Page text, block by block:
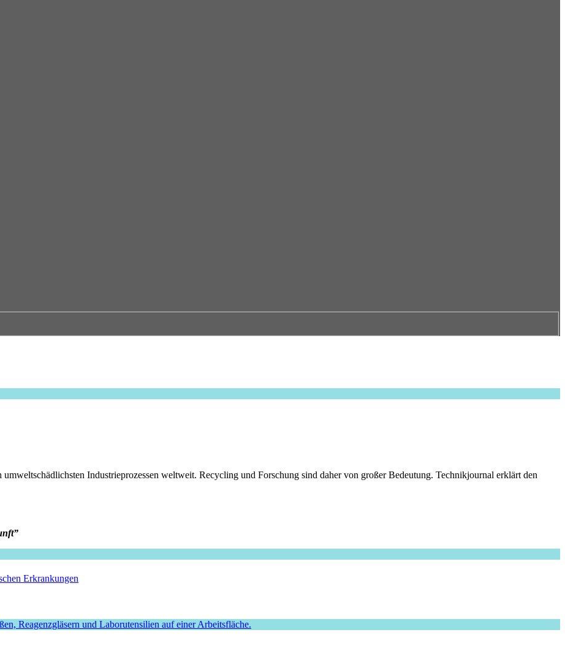
Industrieprozessen weltweit. Recycling und Forschung sind daher von großer Bedeutung. Technikjournal erklärt den
Erkrankungen